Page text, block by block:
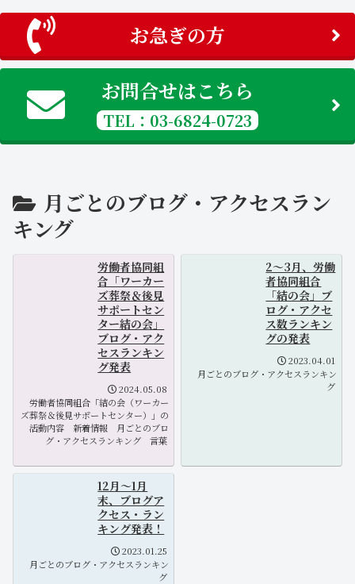
お急ぎの方
お問合せはこちら
TEL：03-6824-0723
月ごとのブログ・アクセスラン
キング
労働者協同組
合「ワーカー
ズ葬祭＆後見
サポートセン
ター結の会」
ブログ・アク
セスランキン
グ発表
2024.05.08
労働者協同組合「結の会（ワーカー
ズ葬祭＆後見サポートセンター）」の
活動内容
新着情報
月ごとのブロ
グ・アクセスランキング
言葉
2～3月、労働
者協同組合
「結の会」ブ
ログ・アクセ
ス数ランキン
グの発表
2023.04.01
月ごとのブログ・アクセスランキン
グ
12月～1月
末、ブログア
クセス・ラン
キング発表！
2023.01.25
月ごとのブログ・アクセスランキン
グ